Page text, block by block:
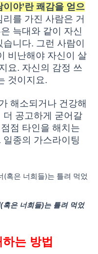
야’란 쾌감을 얻으
를 가진 사람은 거
늑대와 같이 자신
니다. 그런 사람이
비난해야 자신이 살
요. 자신의 감정 쓰
것이지요.
해소되거나 건강해
더 공고하게 굳어갈
점 타인을 해치는
종의 가스라이팅
혹은 너희들)는 틀려 먹었
는 방법